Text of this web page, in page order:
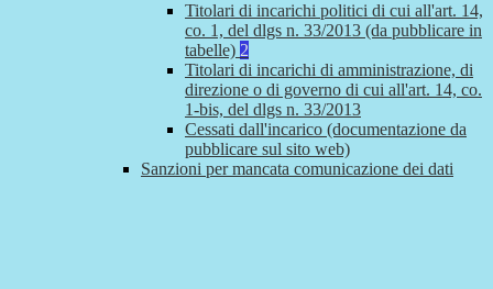
Titolari di incarichi politici di cui all'art. 14,
co. 1, del dlgs n. 33/2013 (da pubblicare in
tabelle) 2
Titolari di incarichi di amministrazione, di
direzione o di governo di cui all'art. 14, co.
1-bis, del dlgs n. 33/2013
Cessati dall'incarico (documentazione da
pubblicare sul sito web)
Sanzioni per mancata comunicazione dei dati